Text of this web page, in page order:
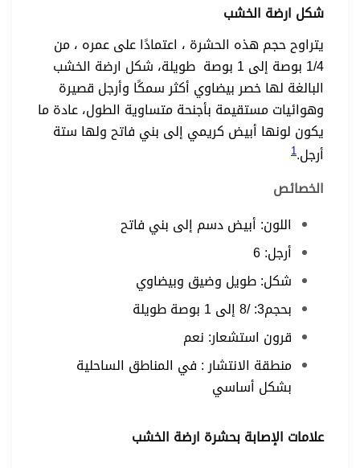
شكل ارضة الخشب
يتراوح حجم هذه الحشرة ، اعتمادًا على عمره ، من
1/4 بوصة إلى 1 بوصة طويلة، شكل ارضة الخشب
البالغة لها خصر بيضاوي أكثر سمكًا وأرجل قصيرة
وهوائيات مستقيمة بأجنحة متساوية الطول، عادة ما
يكون لونها أبيض كريمي إلى بني فاتح ولها ستة
أرجل.1
الخصائص
اللون: أبيض دسم إلى بني فاتح
أرجل: 6
شكل: طويل وضيق وبيضاوي
بحجم3: /8 إلى 1 بوصة طويلة
قرون استشعار: نعم
منطقة الانتشار : في المناطق الساحلية
بشكل أساسي
علامات الإصابة بحشرة ارضة الخشب